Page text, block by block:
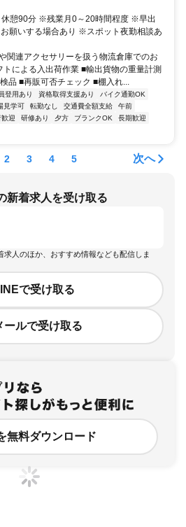
憩90分 ※残業月0～20時間程度 ※早出
お願いする場合あり ※スポット夜勤相談あ
関連アクセサリーを扱う物流倉庫でのお
による入出荷作業 ■輸出貨物の重量計測
品 ■再販可否チェック ■棚入れ...
登用あり 資格取得支援あり
バイク通勤OK
見学可 転勤なし 交通費全額支給
午前
迎 研修あり 夕方 ブランクOK
長期歓迎
2 3 4 5 次へ
新着求人を受け取る
求人のほか、おすすめ情報なども配信しま
で受け取る
ールで受け取る
無料ダウンロード